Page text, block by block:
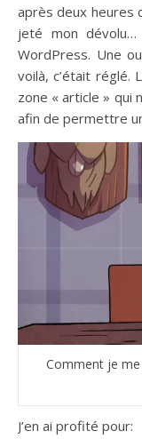
après deux heures
jeté mon
WordPress. Une
voilà, c’était réglé.
zone « article » qui
afin de permettre
Comment je
J’en ai profité pour: